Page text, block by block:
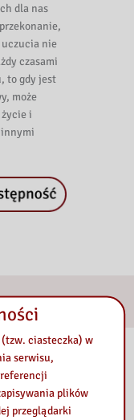
dla nas
uczucia nie
czasami
to gdy jest
może
i
ciasteczka) w
serwisu,
plików
przeglądarki